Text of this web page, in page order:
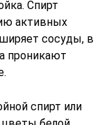
Спирт
активных
сосуды, в
проникают
спирт или